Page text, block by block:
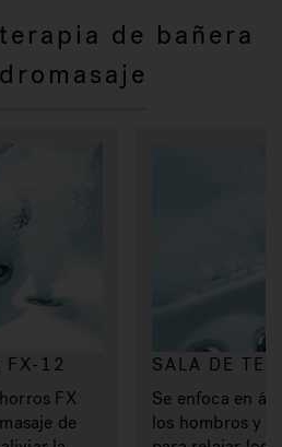
de bañera
12
FX
de
SALA DE
Se enfoca en
los hombros y